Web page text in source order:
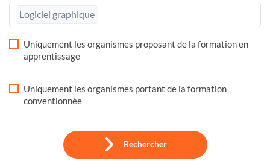
Logiciel graphique
Uniquement les organismes proposant de la formation en
apprentissage
Uniquement les organismes portant de la formation
conventionnée
Rechercher